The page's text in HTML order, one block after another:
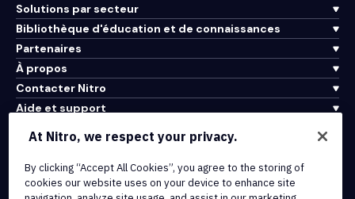
Solutions par secteur
Bibliothèque d'éducation et de connaissances
Partenaires
À propos
Contacter Nitro
Aide et support
Conditions d'utilisation
Politique de cookies
At Nitro, we respect your privacy.
By clicking “Accept All Cookies”, you agree to the storing of
cookies our website uses on your device to enhance site